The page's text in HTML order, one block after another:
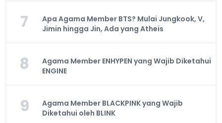
7
Apa Agama Member BTS? Mulai Jungkook, V,
Jimin hingga Jin, Ada yang Atheis
8
Agama Member ENHYPEN yang Wajib Diketahui
ENGINE
9
Agama Member BLACKPINK yang Wajib
Diketahui oleh BLINK